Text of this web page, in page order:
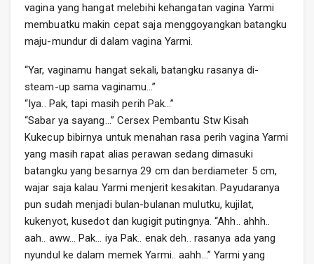
vagina yang hangat melebihi kehangatan vagina Yarmi
membuatku makin cepat saja menggoyangkan batangku
maju-mundur di dalam vagina Yarmi.
“Yar, vaginamu hangat sekali, batangku rasanya di-
steam-up sama vaginamu…”
“Iya.. Pak, tapi masih perih Pak…”
“Sabar ya sayang…” Cersex Pembantu Stw Kisah
Kukecup bibirnya untuk menahan rasa perih vagina Yarmi
yang masih rapat alias perawan sedang dimasuki
batangku yang besarnya 29 cm dan berdiameter 5 cm,
wajar saja kalau Yarmi menjerit kesakitan. Payudaranya
pun sudah menjadi bulan-bulanan mulutku, kujilat,
kukenyot, kusedot dan kugigit putingnya. “Ahh.. ahhh..
aah.. aww… Pak… iya Pak.. enak deh.. rasanya ada yang
nyundul ke dalam memek Yarmi.. aahh…” Yarmi yang